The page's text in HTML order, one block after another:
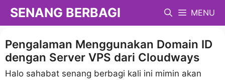
Langsung
SENANG BERBAGI MENU
Pengalaman Menggunakan Domain ID
dengan Server VPS dari Cloudways
Halo sahabat senang berbagi kali ini mimin akan